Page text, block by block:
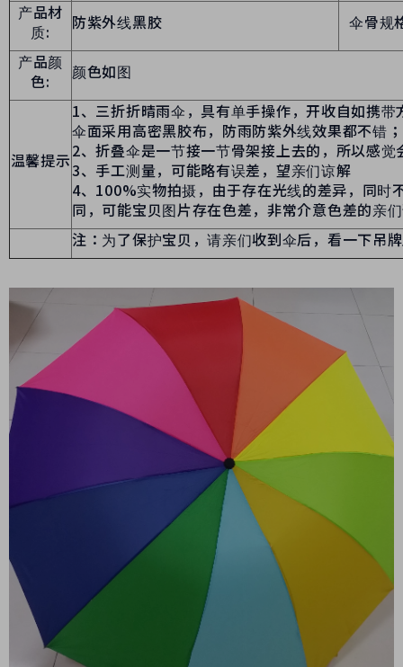
产品材
质: 防紫外线黑胶
伞骨规
产品颜
色: 颜色如图
温馨提示
1、 三折折晴雨伞 ，具有单手操作，开收自如携带
伞面采用高密黑胶布，防雨防紫外线效果都不错；
2、折叠伞是一节接一节骨架接上去的，所以感
3、手工测量，可能略有误差，望亲们谅解
4、 100%实物拍摄，由于存在光线的差异，同时
同，可能宝贝图片存在色差，非常介意色差的亲
注：为了保护宝贝，请亲们收到伞后，看一下吊